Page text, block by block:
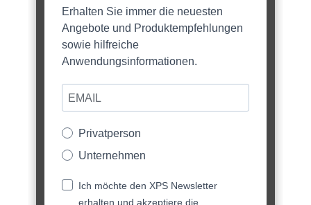
Erhalten Sie immer die neuesten
Angebote und Produktempfehlungen
sowie hilfreiche
Anwendungsinformationen.
Privatperson
Unternehmen
Ich möchte den XPS Newsletter
erhalten und akzeptiere die